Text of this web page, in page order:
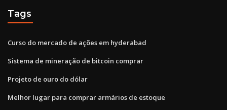
Tags
Curso do mercado de ações em hyderabad
Sistema de mineração de bitcoin comprar
Projeto de ouro do dólar
Melhor lugar para comprar armários de estoque